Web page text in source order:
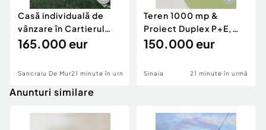
Casă individuală de
vânzare în Cartierul
Răsăritului,
165.000 eur
Sancraiu De Mures21 minute în urmă
Teren 1000 mp &
Proiect Duplex P+E,
Sinaia - Zamora,
150.000 eur
Sinaia 21 minute în urmă
Anunturi similare